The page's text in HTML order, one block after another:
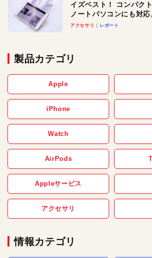
イズベスト！ コンパク
ノートパソコンにも対
べる楽しさも
アクセサリ レポート
製品カテゴリ
Apple
iPhone
Watch
AirPods
Appleサービス
アクセサリ
情報カテゴリ